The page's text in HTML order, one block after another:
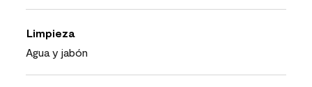
Limpieza
Agua y jabón